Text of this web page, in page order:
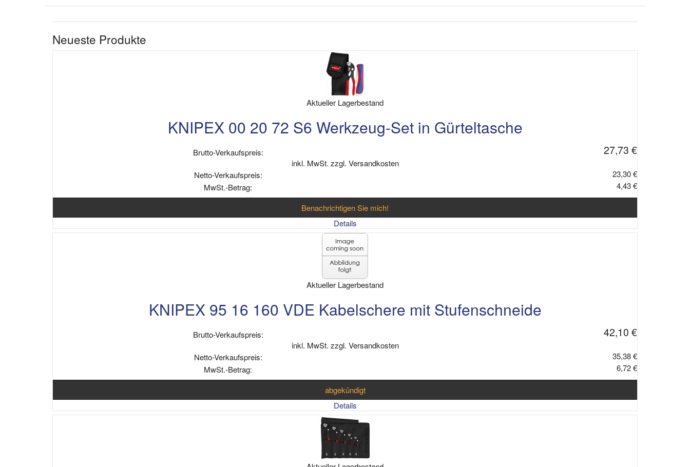
Neueste Produkte
Aktueller Lagerbestand
KNIPEX 00 20 72 S6 Werkzeug-Set in Gürteltasche
Brutto-Verkaufspreis: 27,73 €
inkl. MwSt. zzgl. Versandkosten
Netto-Verkaufspreis:
23,30 €
MwSt.-Betrag:
4,43 €
Benachrichtigen Sie mich!
Details
Aktueller Lagerbestand
KNIPEX 95 16 160 VDE Kabelschere mit Stufenschneide
Brutto-Verkaufspreis: 42,10 €
inkl. MwSt. zzgl. Versandkosten
Netto-Verkaufspreis:
35,38 €
MwSt.-Betrag:
6,72 €
abgekündigt
Details